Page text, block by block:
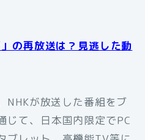
の再放送は？見逃した動
NHKが放送した番組をブ
じて、日本国内限定でPC